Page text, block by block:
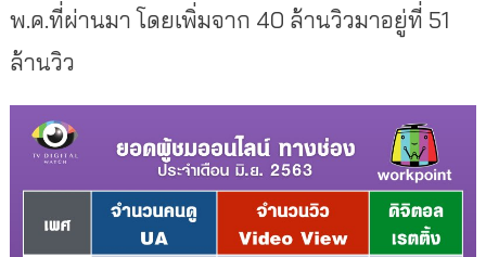
พ.ค.ที่ผ่านมา โดยเพิ่มจาก 40 ล้านวิวมาอยู่ที่ 51
ล้านวิว